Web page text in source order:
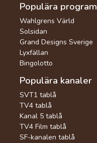
Populära program
Wahlgrens Värld
Solsidan
Grand Designs Sverige
Lyxfällan
Bingolotto
Populära kanaler
SVT1 tablå
TV4 tablå
Kanal 5 tablå
TV4 Film tablå
SF-kanalen tablå